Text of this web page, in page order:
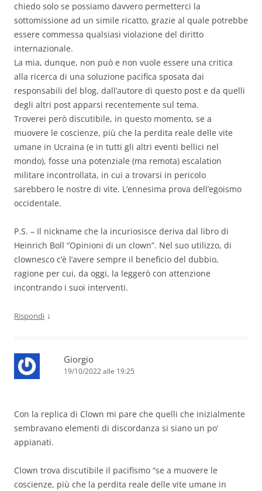
chiedo solo se possiamo davvero permetterci la
sottomissione ad un simile ricatto, grazie al quale potrebbe
essere commessa qualsiasi violazione del diritto
internazionale.
La mia, dunque, non può e non vuole essere una critica
alla ricerca di una soluzione pacifica sposata dai
responsabili del blog, dall’autore di questo post e da quelli
degli altri post apparsi recentemente sul tema.
Troverei però discutibile, in questo momento, se a
muovere le coscienze, più che la perdita reale delle vite
umane in Ucraina (e in tutti gli altri eventi bellici nel
mondo), fosse una potenziale (ma remota) escalation
militare incontrollata, in cui a trovarsi in pericolo
sarebbero le nostre di vite. L’ennesima prova dell’egoismo
occidentale.
P.S. – Il nickname che la incuriosisce deriva dal libro di
Heinrich Boll “Opinioni di un clown”. Nel suo utilizzo, di
clownesco c’è l’avere sempre il beneficio del dubbio,
ragione per cui, da oggi, la leggerò con attenzione
incontrando i suoi interventi.
Rispondi ↓
Giorgio
19/10/2022 alle 19:25
Con la replica di Clown mi pare che quelli che inizialmente
sembravano elementi di discordanza si siano un po’
appianati.
Clown trova discutibile il pacifismo “se a muovere le
coscienze, più che la perdita reale delle vite umane in